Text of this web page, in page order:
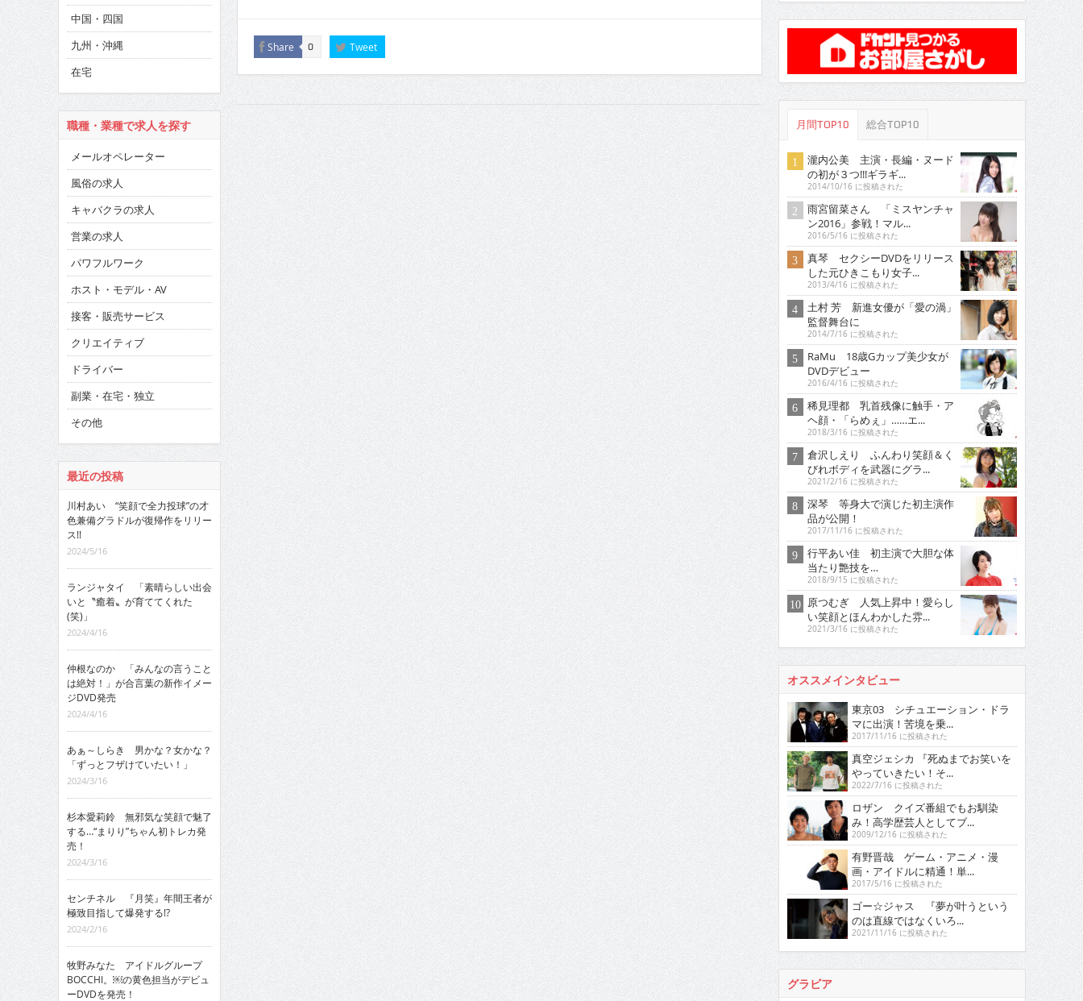
Share 0 Tweet
中国・四国
九州・沖縄
在宅
職種・業種で求人を探す
メールオペレーター
風俗の求人
キャバクラの求人
営業の求人
パワフルワーク
ホスト・モデル・AV
接客・販売サービス
クリエイティブ
ドライバー
副業・在宅・独立
その他
最近の投稿
川村あい “笑顔で全力投球”の才
色兼備グラドルが復帰作をリリー
ス!!
2024/5/16
ランジャタイ 「素晴らしい出会
いと〝癒着〟が育ててくれた
(笑)」
2024/4/16
仲根なのか 「みんなの言うこと
は絶対！」が合言葉の新作イメー
ジDVD発売
2024/4/16
あぁ～しらき 男かな？女かな？
「ずっとフザけていたい！」
2024/3/16
杉本愛莉鈴 無邪気な笑顔で魅了
する…“まりり”ちゃん初トレカ発
売！
2024/3/16
センチネル 『月笑』年間王者が
極致目指して爆発する!?
2024/2/16
牧野みなた アイドルグループ
BOCCHI。￼の黄色担当がデビュ
ーDVDを発売！
月間TOP10 総合TOP10
瀧内公美 主演・長編・ヌード
の初が３つ!!!ギラギ...
2014/10/16 に投稿された
雨宮留菜さん 「ミスヤンチャ
ン2016」参戦！マル...
2016/5/16 に投稿された
真琴 セクシーDVDをリリース
した元ひきこもり女子...
2013/4/16 に投稿された
土村 芳 新進女優が「愛の渦」
監督舞台に
2014/7/16 に投稿された
RaMu 18歳Gカップ美少女が
DVDデビュー
2016/4/16 に投稿された
稀見理都 乳首残像に触手・ア
ヘ顔・「らめぇ」……エ...
2018/3/16 に投稿された
倉沢しえり ふんわり笑顔＆く
びれボディを武器にグラ...
2021/2/16 に投稿された
深琴 等身大で演じた初主演作
品が公開！
2017/11/16 に投稿された
行平あい佳 初主演で大胆な体
当たり艶技を…
2018/9/15 に投稿された
原つむぎ 人気上昇中！愛らし
い笑顔とほんわかした雰...
2021/3/16 に投稿された
オススメインタビュー
東京03 シチュエーション・ドラ
マに出演！苦境を乗...
2017/11/16 に投稿された
真空ジェシカ 『死ぬまでお笑いを
やっていきたい！そ...
2022/7/16 に投稿された
ロザン クイズ番組でもお馴染
み！高学歴芸人としてブ...
2009/12/16 に投稿された
有野晋哉 ゲーム・アニメ・漫
画・アイドルに精通！単...
2017/5/16 に投稿された
ゴー☆ジャス 『夢が叶うという
のは直線ではなくいろ...
2021/11/16 に投稿された
グラビア